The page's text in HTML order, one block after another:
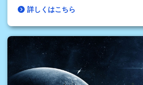
詳しくはこちら